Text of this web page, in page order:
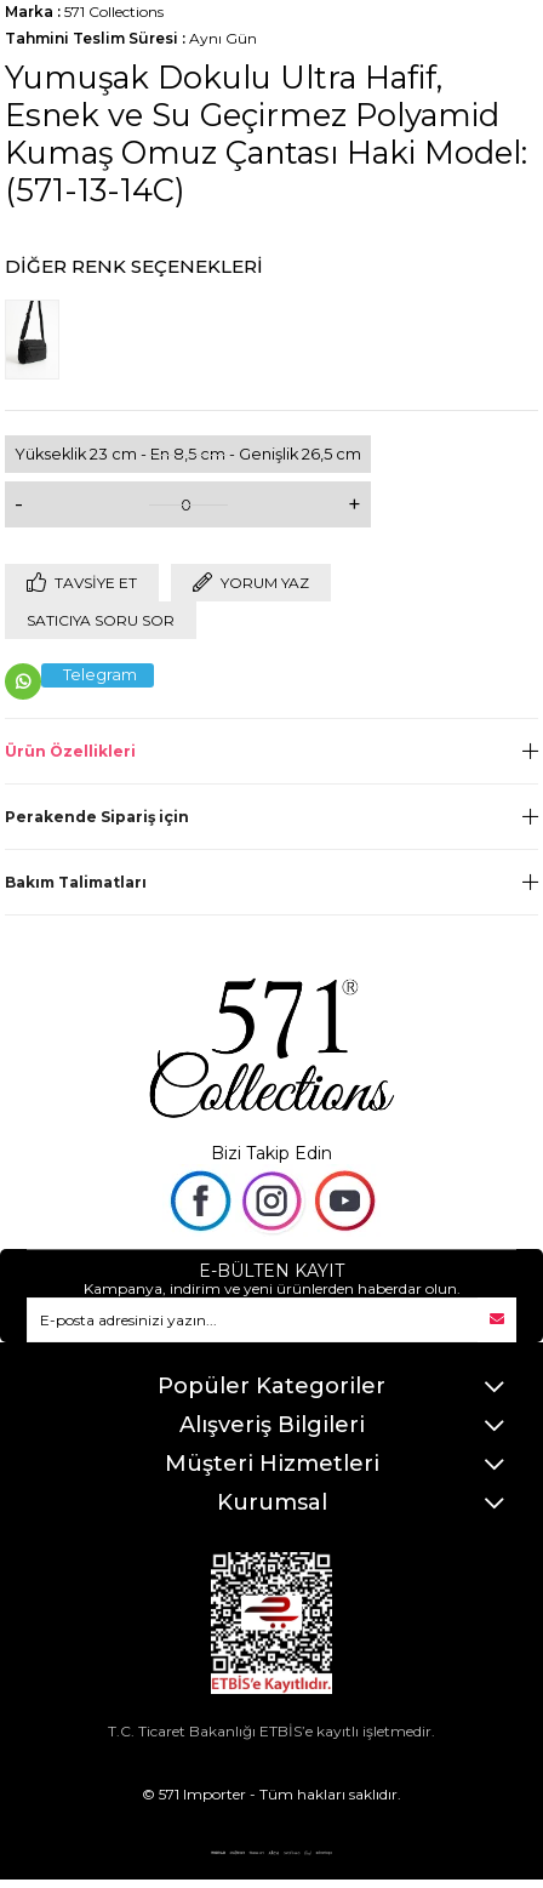
Marka : 571 Collections
Tahmini Teslim Süresi : Aynı Gün
Yumuşak Dokulu Ultra Hafif,
Esnek ve Su Geçirmez Polyamid
Kumaş Omuz Çantası Haki Model:
(571-13-14C)
DIĞER RENK SEÇENEKLERI
Yükseklik 23 cm - En 8,5 cm - Genişlik 26,5 cm
- 0 +
TAVSIYE ET YORUM YAZ
SATICIYA SORU SOR
Telegram
Ürün Özellikleri
Perakende Sipariş için
Bakım Talimatları
Bizi Takip Edin
E-BÜLTEN KAYIT
Kampanya, indirim ve yeni ürünlerden haberdar olun.
Popüler Kategoriler
Alışveriş Bilgileri
Müşteri Hizmetleri
Kurumsal
T.C. Ticaret Bakanlığı ETBİS’e kayıtlı işletmedir.
© 571 Importer - Tüm hakları saklıdır.